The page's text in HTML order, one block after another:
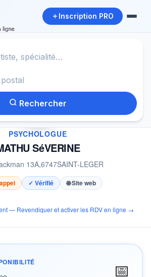
Inscription PRO
Rechercher
✓
PSYCHOLOGUE
SéVERINE
13A,6747SAINT-LEGER
✓ Vérifié 🌐 Site web
— Revendiquer et activer les RDV en ligne →
📅